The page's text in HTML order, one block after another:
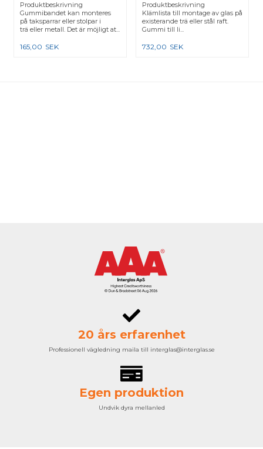
Produktbeskrivning
Gummibandet kan monteres
på taksparrar eller stolpar i
trä eller metall. Det är möjligt at...
165,00 SEK
Produktbeskrivning
Klämlista till montage av glas på
existerande trä eller stål raft.
Gummi till li...
732,00 SEK
20 års erfarenhet
Professionell vägledning maila till interglas@interglas.se
Egen produktion
Undvik dyra mellanled